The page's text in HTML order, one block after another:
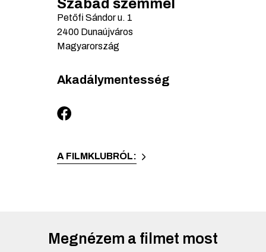
Szabad szemmel
Petőfi Sándor u. 1
2400 Dunaújváros
Magyarország
Akadálymentesség
A FILMKLUBRÓL:
Megnézem a filmet most